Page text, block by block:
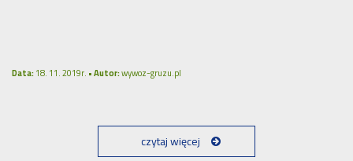
Data:18. 11. 2019r. •Autor:wywoz-gruzu.pl
czytaj więcej